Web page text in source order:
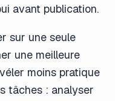
avant publication.
sur une seule
une meilleure
moins pratique
tâches : analyser